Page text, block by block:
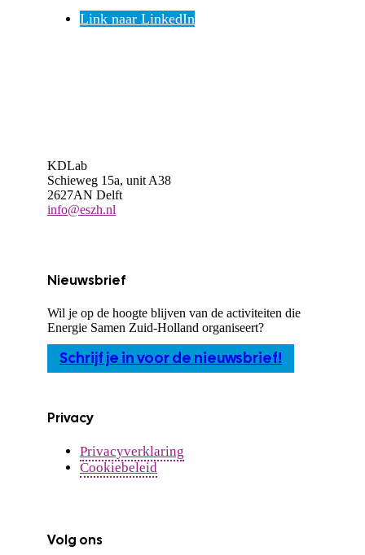
Link naar LinkedIn
KDLab
Schieweg 15a, unit A38
2627AN Delft
info@eszh.nl
Nieuwsbrief
Wil je op de hoogte blijven van de activiteiten die
Energie Samen Zuid-Holland organiseert?
Schrijf je in voor de nieuwsbrief!
Privacy
Privacyverklaring
Cookiebeleid
Volg ons